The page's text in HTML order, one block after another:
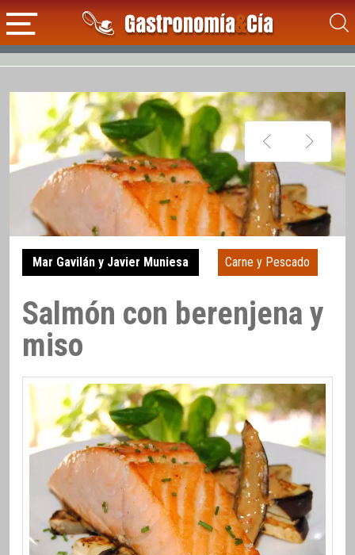
Mar Gavilán y Javier Muniesa Carne y Pescado
Salmón con berenjena y
miso